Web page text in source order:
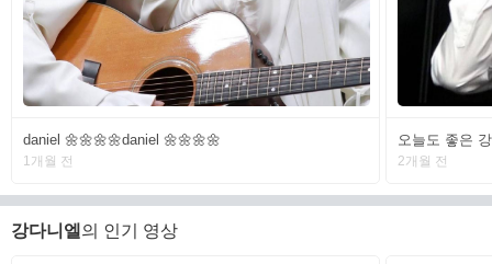
daniel 🌼🌼🌼🌼daniel 🌼🌼🌼🌼
1개월 전
오늘도 좋은
2개월 전
강다니엘 의 인기 영상